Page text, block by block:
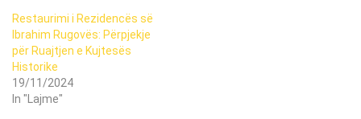
Restaurimi i Rezidencës së
Ibrahim Rugovës: Përpjekje
për Ruajtjen e Kujtesës
Historike
19/11/2024
In "Lajme"